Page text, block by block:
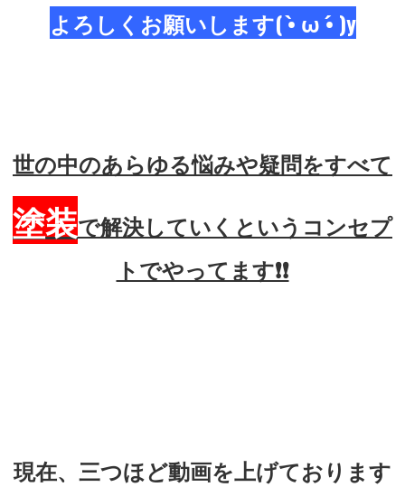
よろしくお願いします( •̀ ω •́ )y
世の中のあらゆる悩みや疑問をすべて
塗装で解決していくというコンセプ
トでやってます❗❗
現在、三つほど動画を上げております